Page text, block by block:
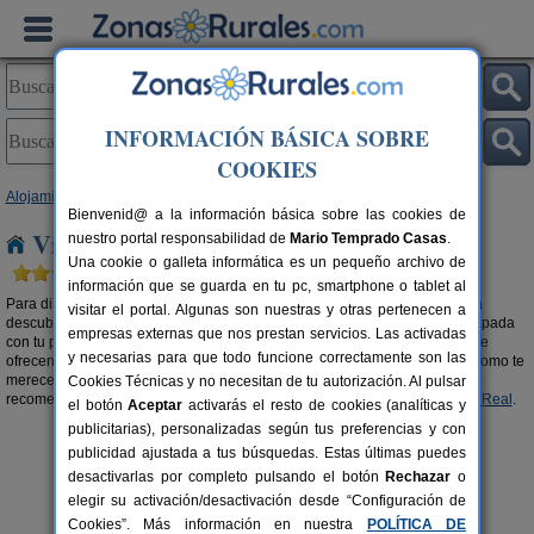
Alojamientos
Viviendas turísticas en Ciudad Real
Para disfrutar de tu estancia en tu alojamiento en cualquier estación, para
descubrir el destino que tenías ganas de conocer, para celebrar una escapada
con tu pareja, familia o amigos, lasviviendas turísticas en Ciudad Real
te
ofrecen un sinfín de posibilidades para que disfrutes de tusvacaciones
como te
mereces. Elige la que más se adapte a tus necesidades. También te
recomendamos buscar en nuestra selección deApartamentos en Ciudad Real .
INFORMACIÓN BÁSICA SOBRE
COOKIES
Bienvenid@ a la información básica sobre las cookies de
nuestro portal responsabilidad de Mario Temprado Casas.
Una cookie o galleta informática es un pequeño archivo de
información que se guarda en tu pc, smartphone o tablet al
visitar el portal. Algunas son nuestras y otras pertenecen a
empresas externas que nos prestan servicios. Las activadas
y necesarias para que todo funcione correctamente son las
Cookies Técnicas y no necesitan de tu autorización. Al pulsar
el botónAceptar activarás el resto de cookies (analíticas y
publicitarias), personalizadas según tus preferencias y con
publicidad ajustada a tus búsquedas. Estas últimas puedes
desactivarlas por completo pulsando el botón Rechazar o
elegir su activación/desactivación desde “Configuración de
Cookies”. Más información en nuestra
POLÍTICA DE